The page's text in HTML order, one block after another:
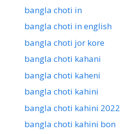
bangla choti in
bangla choti in english
bangla choti jor kore
bangla choti kahani
bangla choti kaheni
bangla choti kahini
bangla choti kahini 2022
bangla choti kahini bon